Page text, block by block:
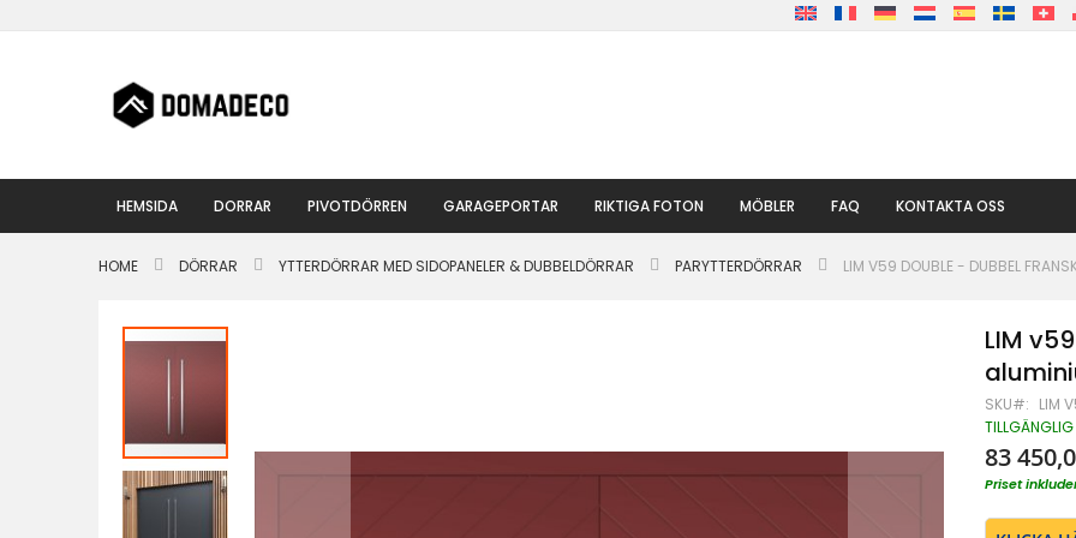
till
HEMSIDA DORRAR PIVOTDÖRREN GARAGEPORTAR RIKTIGA FOTON MÖBLER FAQ KONTAKTA OSS
HOME DÖRRAR YTTERDÖRRAR MED SIDOPANELER & DUBBELDÖRRAR PARYTTERDÖRRAR LIM V59 DOUBLE - DUBBEL
Hoppa
bildgalleriet
LIM
SKU LIM
83
Priset